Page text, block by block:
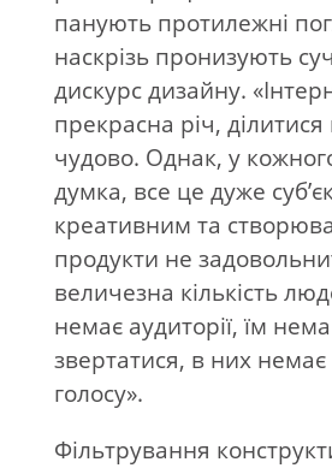
панують протилежні
наскрізь пронизують
дискурс дизайну.
прекрасна річ, ділитися
чудово. Однак, у
думка, все це дуже
креативним та
продукти не
величезна кількість
немає аудиторії, їм
звертатися, в них
голосу».
Фільтрування